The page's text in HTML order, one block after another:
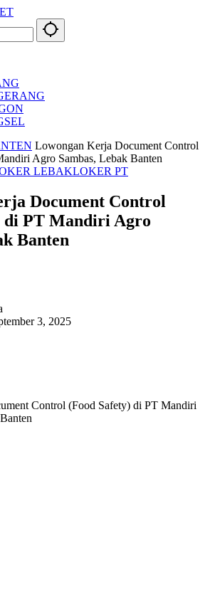
Lowongan Kerja Document Control
Agro Sambas, Lebak Banten
LEBAKLOKER PT
Document Control
di PT Mandiri Agro
Banten
3, 2025
Control (Food Safety) di PT Mandiri